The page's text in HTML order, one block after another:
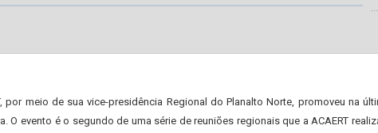
…
meio de sua vice-presidência Regional do Planalto Norte, promoveu na
evento é o segundo de uma série de reuniões regionais que a ACAERT